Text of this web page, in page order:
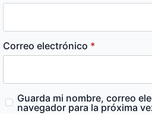
Correo electrónico *
Guarda mi nombre, correo
navegador para la próxima